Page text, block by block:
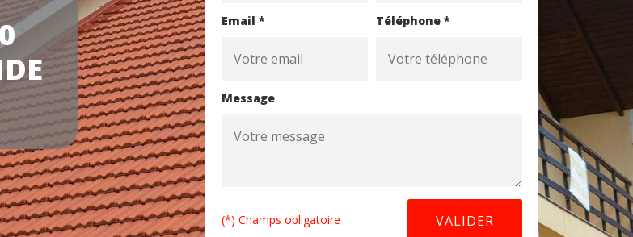
Email * Téléphone *
Message
(*) Champs obligatoire